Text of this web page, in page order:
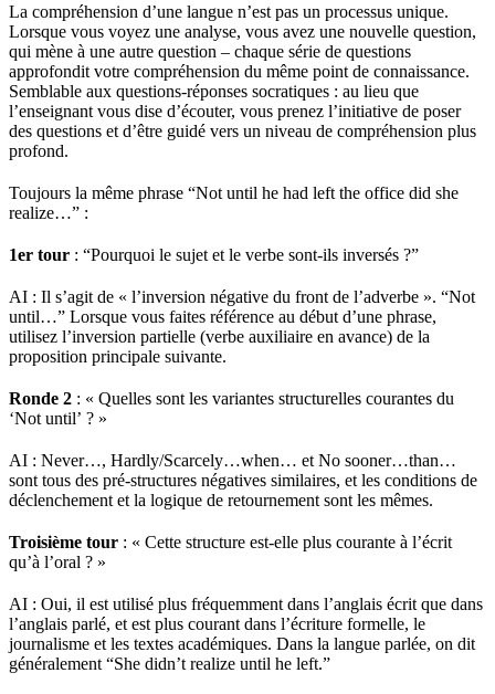
La compréhension d’une langue n’est pas un processus unique.
Lorsque vous voyez une analyse, vous avez une nouvelle question,
qui mène à une autre question – chaque série de questions
approfondit votre compréhension du même point de connaissance.
Semblable aux questions-réponses socratiques : au lieu que
l’enseignant vous dise d’écouter, vous prenez l’initiative de poser
des questions et d’être guidé vers un niveau de compréhension plus
profond.
Toujours la même phrase “Not until he had left the office did she
realize…” :
1er tour : “Pourquoi le sujet et le verbe sont-ils inversés ?”
AI : Il s’agit de « l’inversion négative du front de l’adverbe ». “Not
until…” Lorsque vous faites référence au début d’une phrase,
utilisez l’inversion partielle (verbe auxiliaire en avance) de la
proposition principale suivante.
Ronde 2 : « Quelles sont les variantes structurelles courantes du
‘Not until’ ? »
AI : Never…, Hardly/Scarcely…when… et No sooner…than…
sont tous des pré-structures négatives similaires, et les conditions de
déclenchement et la logique de retournement sont les mêmes.
Troisième tour : « Cette structure est-elle plus courante à l’écrit
qu’à l’oral ? »
AI : Oui, il est utilisé plus fréquemment dans l’anglais écrit que dans
l’anglais parlé, et est plus courant dans l’écriture formelle, le
journalisme et les textes académiques. Dans la langue parlée, on dit
généralement “She didn’t realize until he left.”